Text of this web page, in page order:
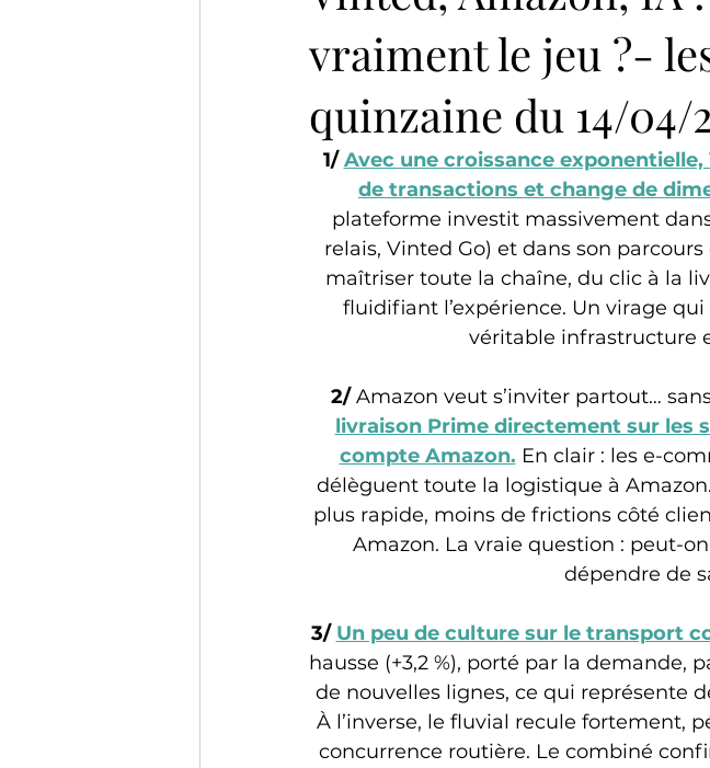
vraiment le jeu ?-
quinzaine du 14/04/
1/ Avec une croissance exponentielle,
de transactions et change de
plateforme investit massivement
relais, Vinted Go) et dans son
maîtriser toute la chaîne, du clic à la
fluidifiant l’expérience. Un virage
véritable infrastructure
2/ Amazon veut s’inviter partout…
livraison Prime directement sur les
compte Amazon. En clair : les e-
délèguent toute la logistique à
plus rapide, moins de frictions côté
Amazon. La vraie question : peut-
dépendre de
3/ Un peu de culture sur le transport
hausse (+3,2 %), porté par la
de nouvelles lignes, ce qui représente
À l’inverse, le fluvial recule fortement,
concurrence routière. Le combiné